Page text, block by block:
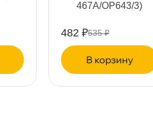
467A/OP643/3)
482 ₽535 ₽
корзину